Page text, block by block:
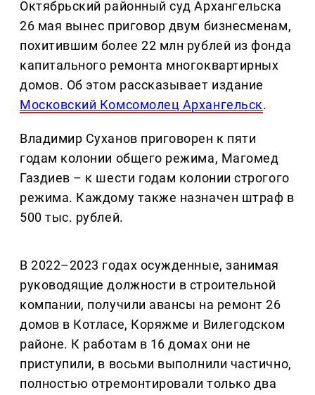
Октябрьский районный суд Архангельска
26 мая вынес приговор двум бизнесменам,
похитившим более 22 млн рублей из фонда
капитального ремонта многоквартирных
домов. Об этом рассказывает издание
Московский Комсомолец Архангельск.
Владимир Суханов приговорен к пяти
годам колонии общего режима, Магомед
Газдиев – к шести годам колонии строгого
режима. Каждому также назначен штраф в
500 тыс. рублей.
В 2022–2023 годах осужденные, занимая
руководящие должности в строительной
компании, получили авансы на ремонт 26
домов в Котласе, Коряжме и Вилегодском
районе. К работам в 16 домах они не
приступили, в восьми выполнили частично,
полностью отремонтировали только два